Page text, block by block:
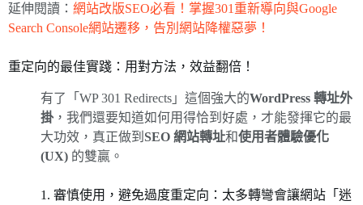
延伸閱讀： 網站改版SEO必看！掌握301重新導向與Google
Search Console網站遷移，告別網站降權惡夢！
重定向的最佳實踐：用對方法，效益翻倍！
有了「WP 301 Redirects」這個強大的WordPress 轉址外
掛，我們還要知道如何用得恰到好處，才能發揮它的最
大功效，真正做到 SEO 網站轉址和使用者體驗優化
(UX) 的雙贏。
1. 審慎使用，避免過度重定向：太多轉彎會讓網站「迷